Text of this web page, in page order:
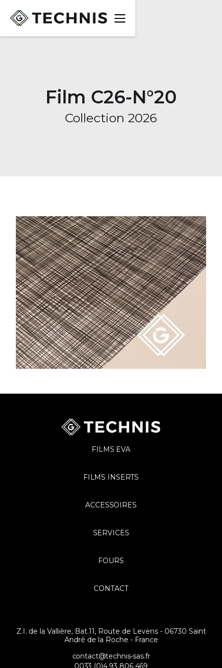
Film C26-N°20
Collection 2026
FILMS EVA
FILMS INSERTS
ACCESSOIRES
SERVICES
FOURS
CONTACT
Z.I. de la Vallière, Bat.11, Route de Levens - 06730 Saint
André de la Roche - France
contact@technis-sas.fr
0033 (0)4 93 806 469